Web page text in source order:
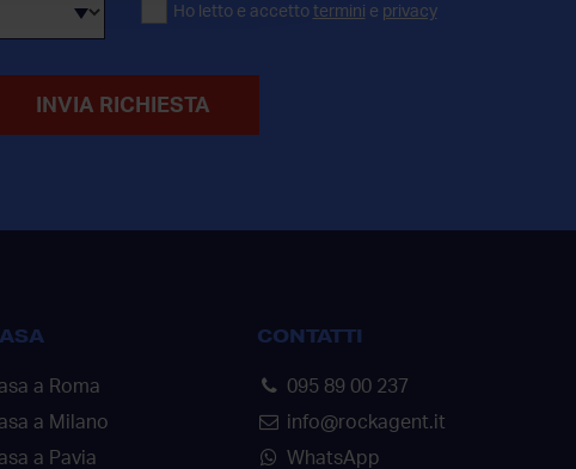
Ho letto e accetto termini e privacy
INVIA RICHIESTA
a Roma
a Milano
a Pavia
CONTATTI
095 89 00 237
info@rockagent.it
WhatsApp